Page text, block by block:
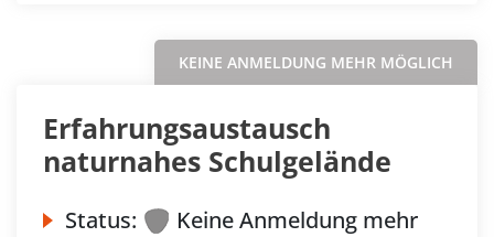
KEINE ANMELDUNG MEHR MÖGLICH
Erfahrungsaustausch
naturnahes Schulgelände
Status: Keine Anmeldung mehr